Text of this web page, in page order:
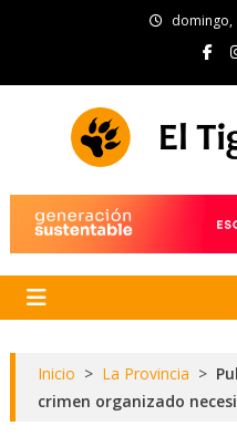
domingo,
Inicio > La Provincia >
crimen organizado